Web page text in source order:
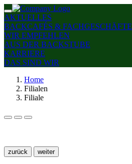
AKTUELLES
BACKCAFÉS & FACHGESCHÄFTE
WIR EMPFEHLEN
AUS DER BACKSTUBE
KARRIERE
DAS SIND WIR
Home
Filialen
Filiale
zurück weiter